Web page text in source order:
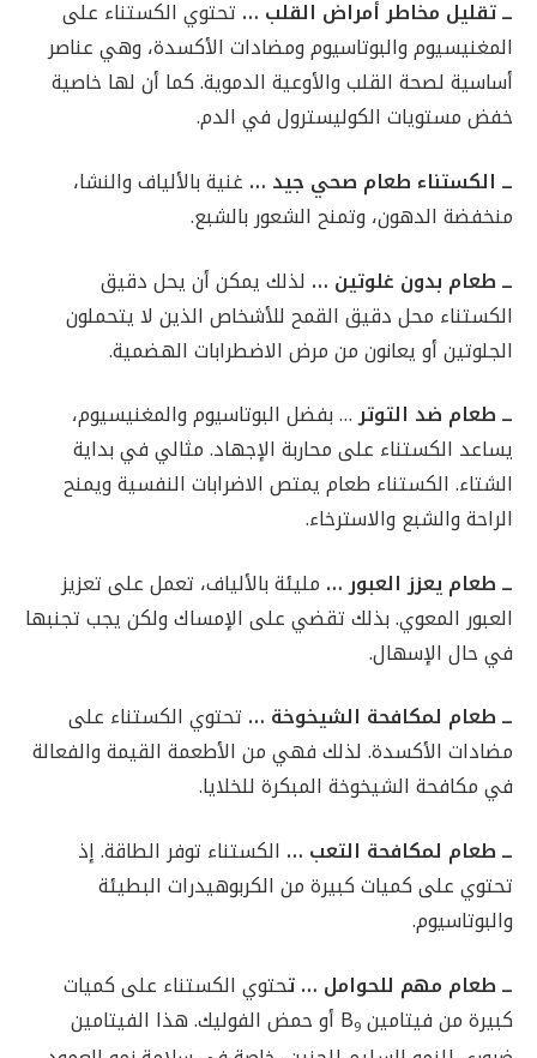
ــ تقليل مخاطر أمراض القلب … تحتوي الكستناء على
المغنيسيوم والبوتاسيوم ومضادات الأكسدة، وهي عناصر
أساسية لصحة القلب والأوعية الدموية. كما أن لها خاصية
خفض مستويات الكوليسترول في الدم.
ــ الكستناء طعام صحي جيد … غنية بالألياف والنشا،
منخفضة الدهون، وتمنح الشعور بالشبع.
ــ طعام بدون غلوتين … لذلك يمكن أن يحل دقيق
الكستناء محل دقيق القمح للأشخاص الذين لا يتحملون
الجلوتين أو يعانون من مرض الاضطرابات الهضمية.
ــ طعام ضد التوتر… بفضل البوتاسيوم والمغنيسيوم،
يساعد الكستناء على محاربة الإجهاد. مثالي في بداية
الشتاء. الكستناء طعام يمتص الاضرابات النفسية ويمنح
الراحة والشبع والاسترخاء.
ــ طعام يعزز العبور … مليئة بالألياف، تعمل على تعزيز
العبور المعوي. بذلك تقضي على الإمساك ولكن يجب تجنبها
في حال الإسهال.
ــ طعام لمكافحة الشيخوخة … تحتوي الكستناء على
مضادات الأكسدة. لذلك فهي من الأطعمة القيمة والفعالة
في مكافحة الشيخوخة المبكرة للخلايا.
ــ طعام لمكافحة التعب … الكستناء توفر الطاقة. إذ
تحتوي على كميات كبيرة من الكربوهيدرات البطيئة
والبوتاسيوم.
ــ طعام مهم للحوامل … تحتوي الكستناء على كميات
كبيرة من فيتامين B 9
أو حمض الفوليك. هذا الفيتامين